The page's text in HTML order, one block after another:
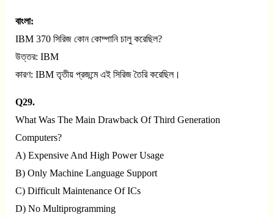
বাংলা:
IBM 370 সিরিজ কোন কোম্পানি চালু করেছিল?
উত্তর: IBM
কারণ: IBM তৃতীয় প্রজন্মে এই সিরিজ তৈরি করেছিল।
Q29.
What Was The Main Drawback Of Third Generation
Computers?
A) Expensive And High Power Usage
B) Only Machine Language Support
C) Difficult Maintenance Of ICs
D) No Multiprogramming